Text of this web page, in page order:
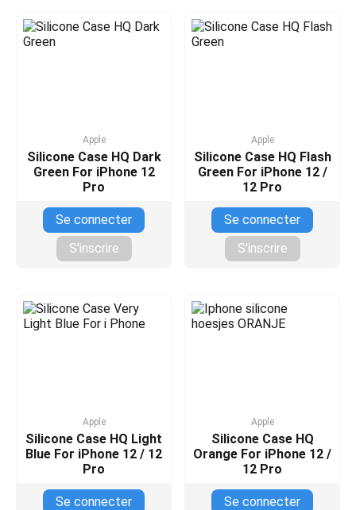
Apple
Silicone Case HQ Dark
Green For iPhone 12
Pro
Se connecter
S'inscrire
Apple
Silicone Case HQ Flash
Green For iPhone 12 /
12 Pro
Se connecter
S'inscrire
Apple
Silicone Case HQ Light
Blue For iPhone 12 / 12
Pro
Se connecter
Apple
Silicone Case HQ
Orange For iPhone 12 /
12 Pro
Se connecter